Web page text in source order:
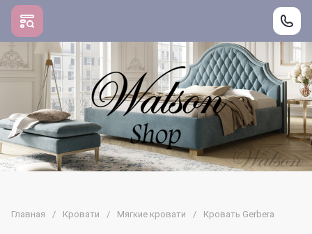
Главная / Кровати / Мягкие кровати / Кровать Gerbera